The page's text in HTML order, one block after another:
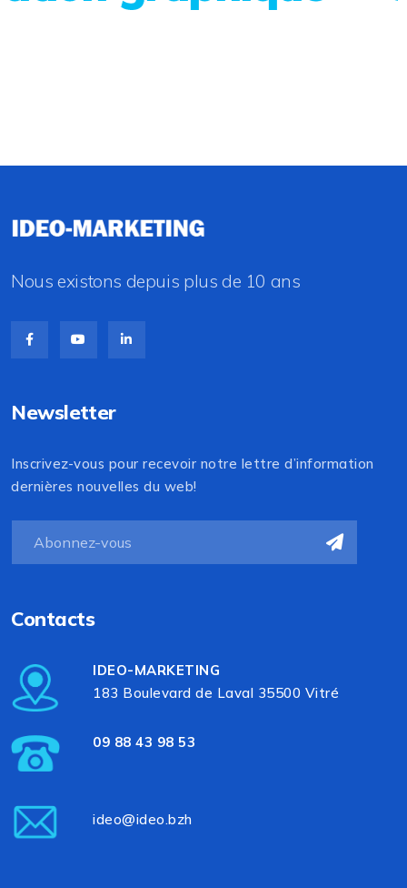
Nous existons depuis plus de 10 ans
Newsletter
Inscrivez-vous pour recevoir notre lettre d’information
dernières nouvelles du web!
Contacts
IDEO-MARKETING
183 Boulevard de Laval 35500 Vitré
09 88 43 98 53
ideo@ideo.bzh